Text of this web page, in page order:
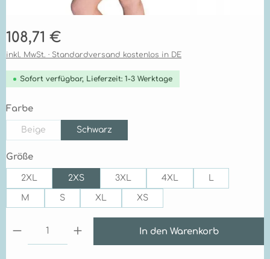
Regulärer Preis:
108,71 €
inkl. MwSt. · Standardversand kostenlos in DE
Sofort verfügbar, Lieferzeit: 1-3 Werktage
Farbeauswählen
Beige
(Diese Option ist zurzeit nicht verfügbar.)
Schwarz
Größeauswählen
2XL 2XS 3XL 4XL L
M S XL XS
Produkt Anzahl: Gib den gewünschten Wert
In den Warenkorb